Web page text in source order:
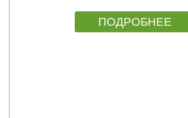
ПОДРОБНЕЕ